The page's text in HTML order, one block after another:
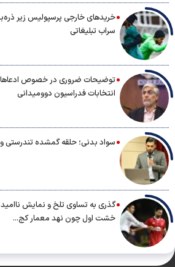
خریدهای خارجی پرسپولیس زیر
سراب تبلیغاتی
توضیحات ضروری در خصوص ادعاهای
انتخابات فدراسیون دوومیدانی
سواد بدنی؛ حلقه گمشده تندرستی و
گذری به تساوی تلخ و نمایش ناامید
خشت اول چون نهد معمار کج...